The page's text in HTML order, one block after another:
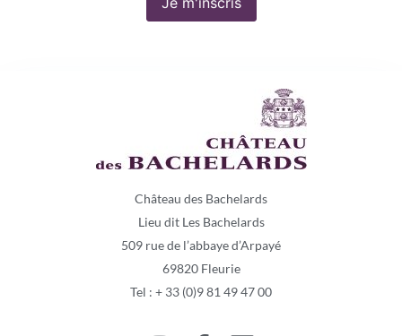
Château des Bachelards
Lieu dit Les Bachelards
509 rue de l’abbaye d’Arpayé
69820 Fleurie
Tel : + 33 (0)9 81 49 47 00